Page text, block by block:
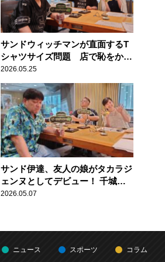
サンドウィッチマンが直面するT
シャツサイズ問題 店で恥をかか
ぬよう偽装工作も……
2026.05.25
サンド伊達、友人の娘がタカラジ
ェンヌとしてデビュー！ 千城華
月として5月23日に初舞台
2026.05.07
ニュース スポーツ コラム